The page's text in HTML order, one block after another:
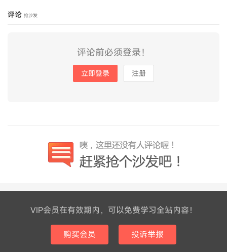
评论 抢沙发
评论前必须登录！
立即登录 注册
VIP会员在有效期内，可以免费学习全站内容！
购买会员 投诉举报